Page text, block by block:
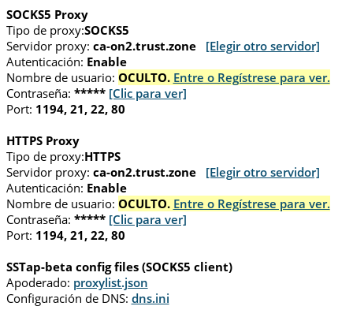
SOCKS5 Proxy
Tipo de proxy:SOCKS5
Servidor proxy: ca-on2.trust.zone
[Elegir otro servidor]
Autenticación: Enable
Nombre de usuario: OCULTO. Entre o Regístrese para ver.
Contraseña: ***** [Clic para ver]
Port: 1194, 21, 22, 80
HTTPS Proxy
Tipo de proxy:HTTPS
Servidor proxy: ca-on2.trust.zone
[Elegir otro servidor]
Autenticación: Enable
Nombre de usuario: OCULTO. Entre o Regístrese para ver.
Contraseña: ***** [Clic para ver]
Port: 1194, 21, 22, 80
SSTap-beta config files (SOCKS5 client)
Apoderado: proxylist.json
Configuración de DNS: dns.ini